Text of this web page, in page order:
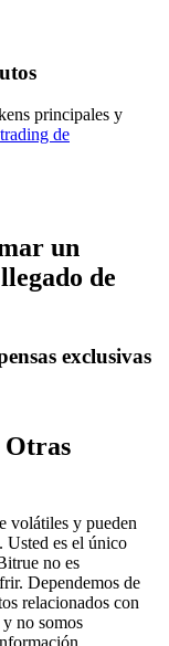
principales y
de
un
de
exclusivas
Otras
volátiles y pueden
Usted es el único
no es
Dependemos de
relacionados con
no somos